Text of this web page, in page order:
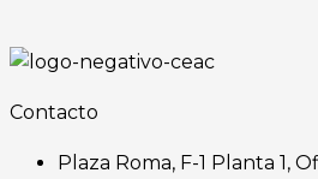
Contacto
Plaza Roma, F-1 Planta 1,